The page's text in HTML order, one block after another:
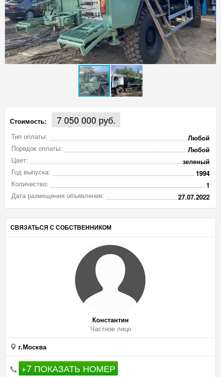
Стоимость: 7 050 000 руб.
Тип оплаты:
Любой
Порядок оплаты:
Любой
Цвет:
зеленый
Год выпуска:
1994
Количество:
1
Дата размещения объявления:
27.07.2022
СВЯЗАТЬСЯ С СОБСТВЕННИКОМ
Константин
Частное лицо
г.Москва
+7 ПОКАЗАТЬ НОМЕР